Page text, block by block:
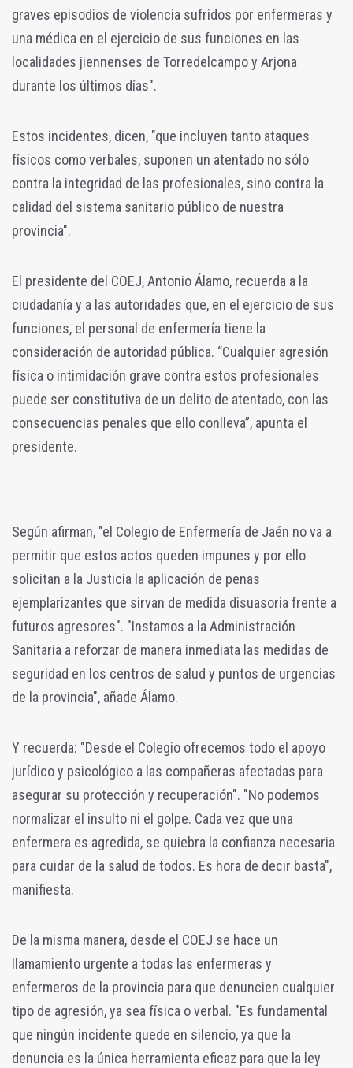
graves episodios de violencia sufridos por enfermeras y
una médica en el ejercicio de sus funciones en las
localidades jiennenses de Torredelcampo y Arjona
durante los últimos días".
Estos incidentes, dicen, "que incluyen tanto ataques
físicos como verbales, suponen un atentado no sólo
contra la integridad de las profesionales, sino contra la
calidad del sistema sanitario público de nuestra
provincia".
El presidente del COEJ, Antonio Álamo, recuerda a la
ciudadanía y a las autoridades que, en el ejercicio de sus
funciones, el personal de enfermería tiene la
consideración de autoridad pública. “Cualquier agresión
física o intimidación grave contra estos profesionales
puede ser constitutiva de un delito de atentado, con las
consecuencias penales que ello conlleva”, apunta el
presidente.
Según afirman, "el Colegio de Enfermería de Jaén no va a
permitir que estos actos queden impunes y por ello
solicitan a la Justicia la aplicación de penas
ejemplarizantes que sirvan de medida disuasoria frente a
futuros agresores". "Instamos a la Administración
Sanitaria a reforzar de manera inmediata las medidas de
seguridad en los centros de salud y puntos de urgencias
de la provincia", añade Álamo.
Y recuerda: "Desde el Colegio ofrecemos todo el apoyo
jurídico y psicológico a las compañeras afectadas para
asegurar su protección y recuperación". "No podemos
normalizar el insulto ni el golpe. Cada vez que una
enfermera es agredida, se quiebra la confianza necesaria
para cuidar de la salud de todos. Es hora de decir basta",
manifiesta.
De la misma manera, desde el COEJ se hace un
llamamiento urgente a todas las enfermeras y
enfermeros de la provincia para que denuncien cualquier
tipo de agresión, ya sea física o verbal. "Es fundamental
que ningún incidente quede en silencio, ya que la
denuncia es la única herramienta eficaz para que la ley